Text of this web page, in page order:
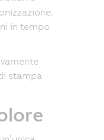
in tempo
stampa